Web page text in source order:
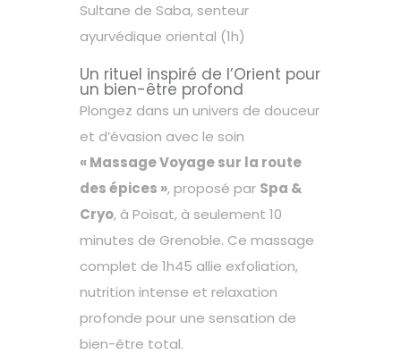
Sultane de Saba, senteur
ayurvédique oriental (1h)
Un rituel inspiré de l’Orient pour
un bien-être profond
Plongez dans un univers de douceur
et d’évasion avec le soin
« Massage Voyage sur la route
des épices », proposé par Spa &
Cryo, à Poisat, à seulement 10
minutes de Grenoble. Ce massage
complet de 1h45 allie exfoliation,
nutrition intense et relaxation
profonde pour une sensation de
bien-être total.